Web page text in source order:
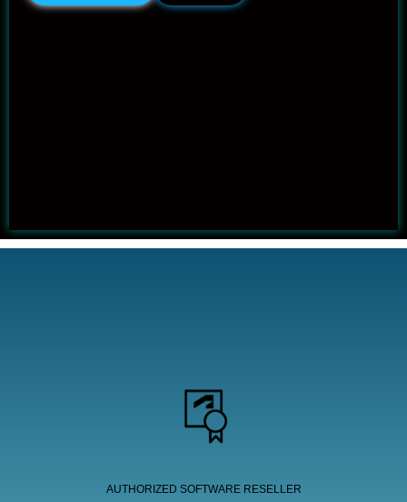
AUTHORIZED SOFTWARE RESELLER